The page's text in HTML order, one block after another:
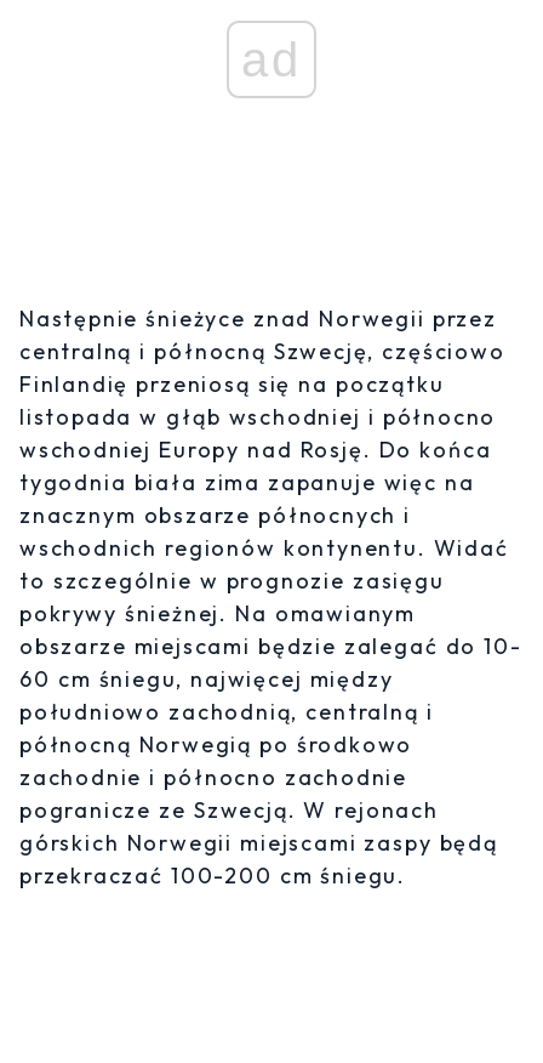
ad
Następnie śnieżyce znad Norwegii przez
centralną i północną Szwecję, częściowo
Finlandię przeniosą się na początku
listopada w głąb wschodniej i północno
wschodniej Europy nad Rosję. Do końca
tygodnia biała zima zapanuje więc na
znacznym obszarze północnych i
wschodnich regionów kontynentu. Widać
to szczególnie w prognozie zasięgu
pokrywy śnieżnej. Na omawianym
obszarze miejscami będzie zalegać do 10-
60 cm śniegu, najwięcej między
południowo zachodnią, centralną i
północną Norwegią po środkowo
zachodnie i północno zachodnie
pogranicze ze Szwecją. W rejonach
górskich Norwegii miejscami zaspy będą
przekraczać 100-200 cm śniegu.